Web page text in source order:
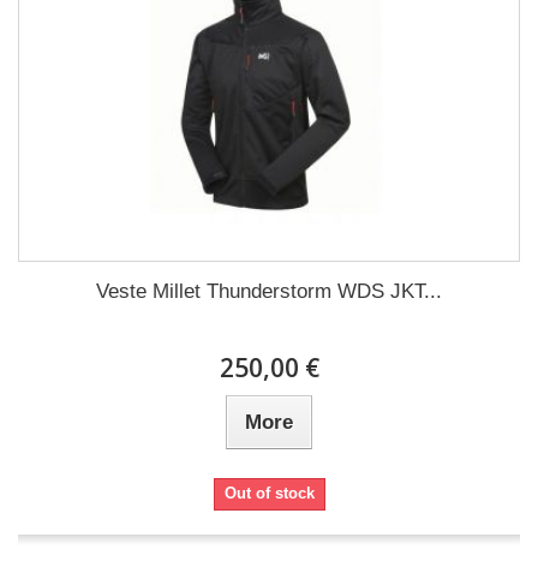
Veste Millet Thunderstorm WDS JKT...
250,00 €
More
Out of stock